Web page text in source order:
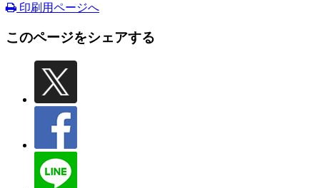
印刷用ページへ
このページをシェアする